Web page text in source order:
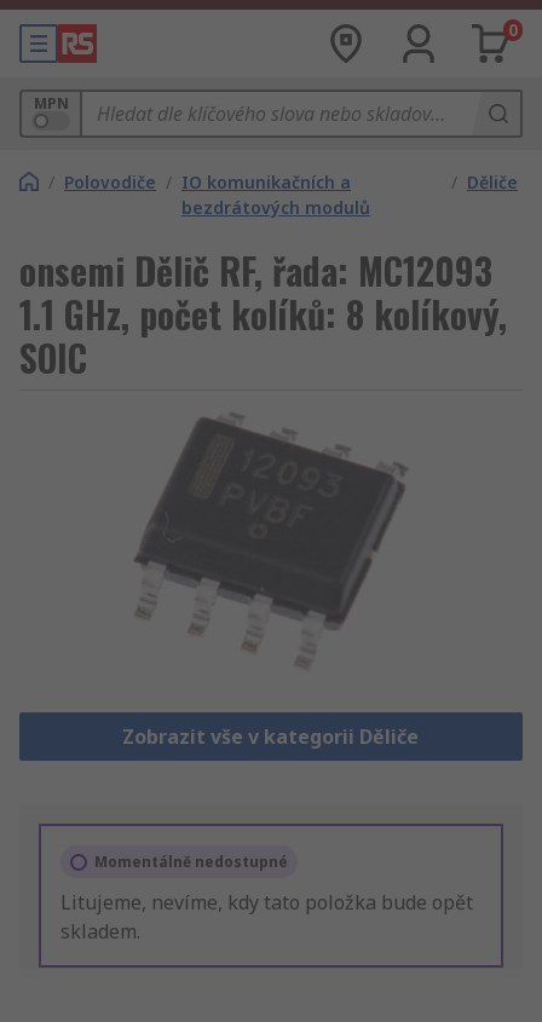
0
MPN
/ Polovodiče / IO komunikačních a
bezdrátových modulů
/ Děliče
onsemi Dělič RF, řada: MC12093
1.1 GHz, počet kolíků: 8 kolíkový,
SOIC
Zobrazit vše v kategorii Děliče
Momentálně nedostupné
Litujeme, nevíme, kdy tato položka bude opět
skladem.